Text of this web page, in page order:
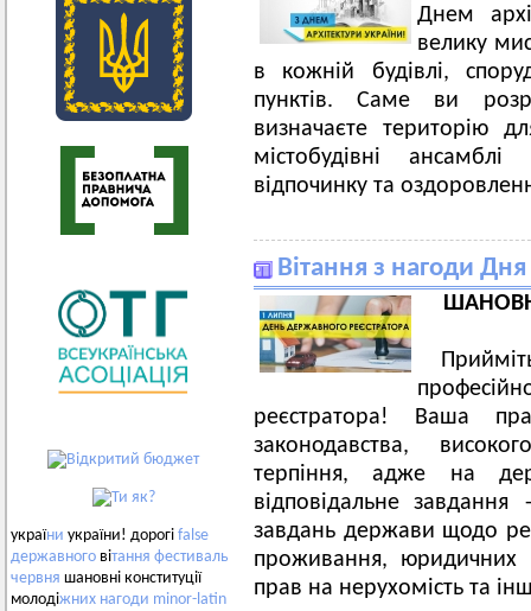
україни україни! дорогі false
державного вітання фестиваль
червня шановні конституції
молодіжних нагоди minor-latin
Днем
велику
в кожній будівлі,
пунктів. Саме ви
визначаєте територію
містобудівні
відпочинку та
Вітання з нагоди
реєстратора! Ваша
законодавства,
терпіння, адже на
відповідальне
завдань держави щодо
проживання, юридичних
прав на нерухомість та